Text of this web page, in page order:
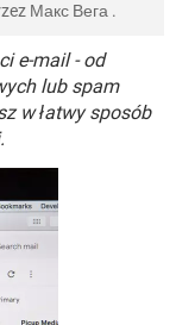
Макс Вега .
e-mail - od
lub spam
w łatwy sposób